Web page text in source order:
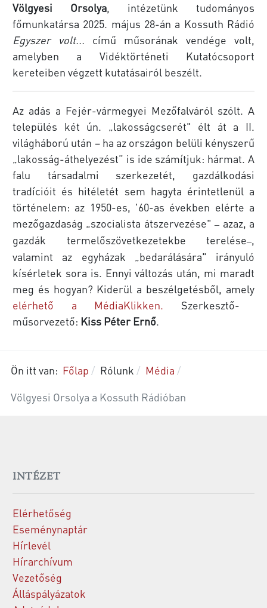
Völgyesi Orsolya, intézetünk tudományos
főmunkatársa 2025. május 28-án a Kossuth Rádió
Egyszer volt... című műsorának vendége volt,
amelyben a Vidéktörténeti Kutatócsoport
kereteiben végzett kutatásairól beszélt.
Az adás a Fejér-vármegyei Mezőfalváról szólt. A
település két ún. „lakosságcserét" élt át a II.
világháború után – ha az országon belüli kényszerű
„lakosság-áthelyezést” is ide számítjuk: hármat. A
falu társadalmi szerkezetét, gazdálkodási
tradícióit és hitéletét sem hagyta érintetlenül a
történelem: az 1950-es, '60-as években elérte a
mezőgazdaság „szocialista átszervezése"– azaz, a
gazdák termelőszövetkezetekbe terelése–,
valamint az egyházak „bedarálására" irányuló
kísérletek sora is. Ennyi változás után, mi maradt
meg és hogyan? Kiderül a beszélgetésből, amely
elérhető a MédiaKlikken. Szerkesztő-
műsorvezető: Kiss Péter Ernő.
Ön itt van: Főlap Rólunk
Média
Völgyesi Orsolya a Kossuth Rádióban
INTÉZET
Elérhetőség
Eseménynaptár
Hírlevél
Hírarchívum
Vezetőség
Álláspályázatok